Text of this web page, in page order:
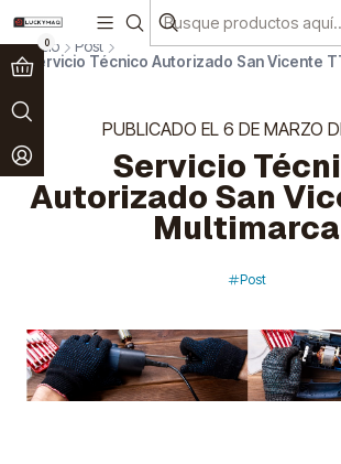
0
Paga en 3 cuotas sin interés!
Inicio
Post
Servicio Técnico Autorizado San Vicente
PUBLICADO EL 6 DE MARZO
Servicio
Autorizado San
Multimarca
Post